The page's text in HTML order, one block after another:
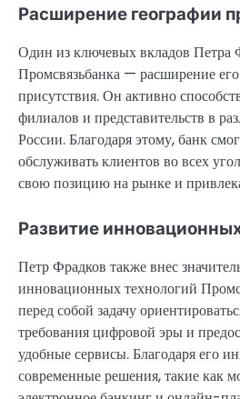
Расширение географии
Один из ключевых вкладов Петра
Промсвязьбанка — расширение
присутствия. Он активно
филиалов и представительств в
России. Благодаря этому, банк
обслуживать клиентов во всех
свою позицию на рынке и
Развитие
Петр Фрадков также внес
инновационных технологий
перед собой задачу
требования цифровой эры и
удобные сервисы. Благодаря его
современные решения, такие как